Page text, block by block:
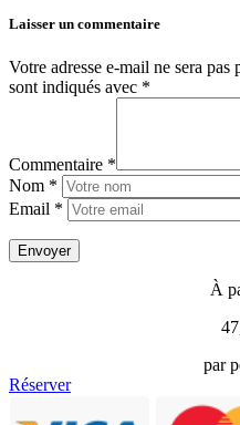
Laisser un commentaire
Votre adresse e-mail ne sera pas
sont indiqués avec *
Commentaire *
Nom *
Email *
À
par
Réserver